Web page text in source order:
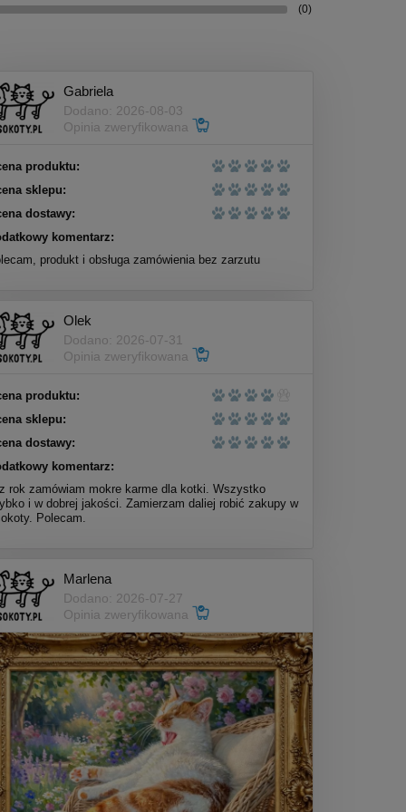
(0)
Gabriela
Dodano: 2026-08-03
Opinia zweryfikowana
produktu:
sklepu:
dostawy:
komentarz:
produkt i obsługa zamówienia bez zarzutu
Olek
Dodano: 2026-07-31
Opinia zweryfikowana
produktu:
sklepu:
dostawy:
komentarz:
rok zamówiam mokre karme dla kotki. Wszystko
i w dobrej jakości. Zamierzam daliej robić zakupy w
Polecam.
Marlena
Dodano: 2026-07-27
Opinia zweryfikowana